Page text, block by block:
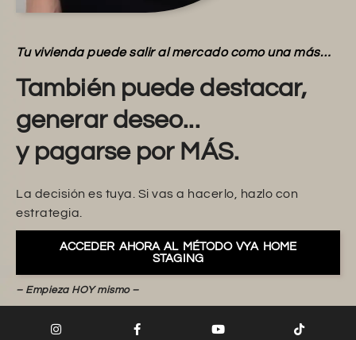
Tu vivienda puede salir al mercado como una más…
También puede destacar,
generar deseo...
y pagarse por MÁS.
La decisión es tuya. Si vas a hacerlo, hazlo con
estrategia.
ACCEDER AHORA AL MÉTODO VYA HOME
STAGING
– Empieza HOY mismo –